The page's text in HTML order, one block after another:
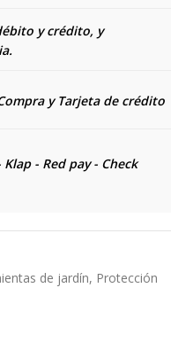
y crédito, y
y Tarjeta de crédito
- Red pay - Check
de jardín, Protección